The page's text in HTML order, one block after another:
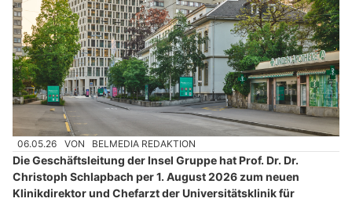
06.05.26 VON BELMEDIA REDAKTION
Die Geschäftsleitung der Insel Gruppe hat Prof. Dr. Dr.
Christoph Schlapbach per 1. August 2026 zum neuen
Klinikdirektor und Chefarzt der Universitätsklinik für